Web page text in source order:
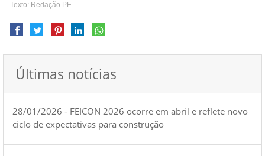
Texto: Redação PE
Últimas notícias
28/01/2026 - FEICON 2026 ocorre em abril e reflete novo
ciclo de expectativas para construção